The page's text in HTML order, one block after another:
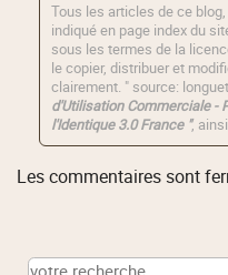
Tous les articles de ce
indiqué en page index du
sous les termes de la
le copier, distribuer et
clairement. " source:
d'Utilisation Commerciale -
l'Identique 3.0 France ",
Les commentaires sont